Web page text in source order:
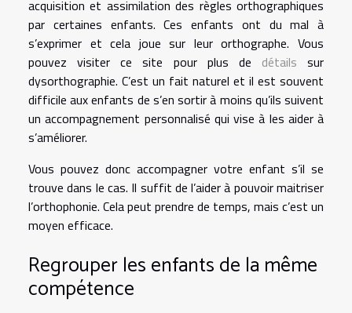
acquisition et assimilation des règles orthographiques
par certaines enfants. Ces enfants ont du mal à
s’exprimer et cela joue sur leur orthographe. Vous
pouvez visiter ce site pour plus de détails sur
dysorthographie. C’est un fait naturel et il est souvent
difficile aux enfants de s’en sortir à moins qu’ils suivent
un accompagnement personnalisé qui vise à les aider à
s’améliorer.
Vous pouvez donc accompagner votre enfant s’il se
trouve dans le cas. Il suffit de l’aider à pouvoir maitriser
l’orthophonie. Cela peut prendre de temps, mais c’est un
moyen efficace.
Regrouper les enfants de la même
compétence